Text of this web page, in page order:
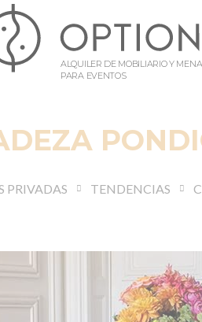
ALQUILER DE MOBILIARIO Y
PARA EVENTOS
PRIVADAS TENDENCIAS